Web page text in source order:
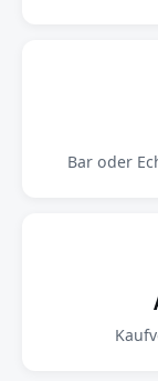
Bar oder